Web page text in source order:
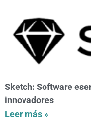
Sketch: Software
innovadores
Leer más »